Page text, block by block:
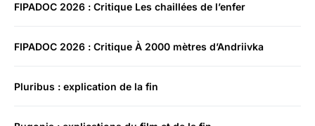
FIPADOC 2026 : Critique Les chaillées de l’enfer
FIPADOC 2026 : Critique À 2000 mètres d’Andriivka
Pluribus : explication de la fin